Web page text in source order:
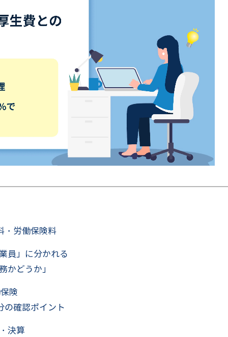
・労働保険料
員」に分かれる
かどうか」
険
の確認ポイント
決算